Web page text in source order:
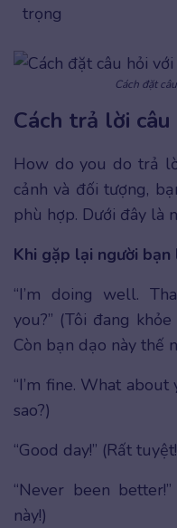
trọng
Cách đặt
Cách trả lời
How do you do trả
cảnh và đối tượng,
phù hợp. Dưới đây là
Khi gặp lại người
“I’m doing well.
you?” (Tôi đang
Còn bạn dạo này thế
“I’m fine. What about
sao?)
“Good day!” (Rất
“Never been
này!)